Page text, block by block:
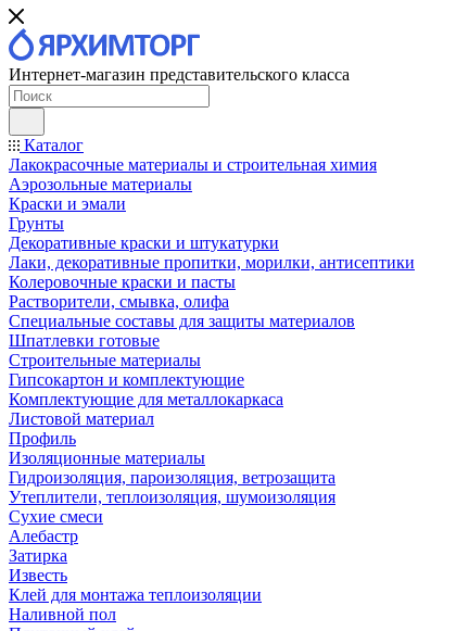
Интернет-магазин представительского класса
Каталог
Лакокрасочные материалы и строительная химия
Аэрозольные материалы
Краски и эмали
Грунты
Декоративные краски и штукатурки
Лаки, декоративные пропитки, морилки, антисептики
Колеровочные краски и пасты
Растворители, смывка, олифа
Специальные составы для защиты материалов
Шпатлевки готовые
Строительные материалы
Гипсокартон и комплектующие
Комплектующие для металлокаркаса
Листовой материал
Профиль
Изоляционные материалы
Гидроизоляция, пароизоляция, ветрозащита
Утеплители, теплоизоляция, шумоизоляция
Сухие смеси
Алебастр
Затирка
Известь
Клей для монтажа теплоизоляции
Наливной пол